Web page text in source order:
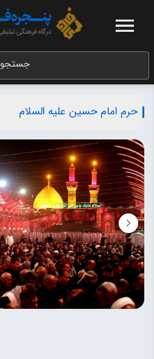
جستجو
حرم امام حسین علیه السلام